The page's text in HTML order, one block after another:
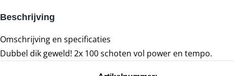
Beschrijving
Omschrijving en specificaties
Dubbel dik geweld! 2x 100 schoten vol power en tempo.